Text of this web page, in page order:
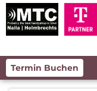
Termin Buchen